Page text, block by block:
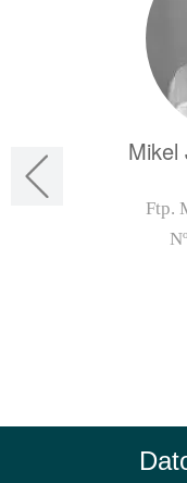
Mikel
Ftp.